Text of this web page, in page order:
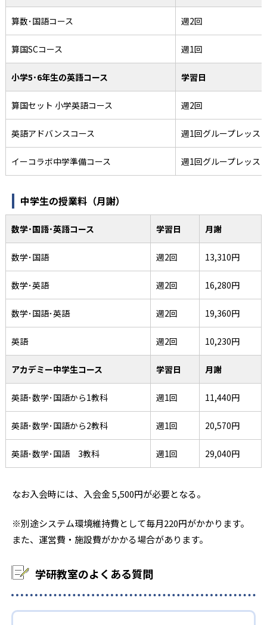
算数･国語コース 週2回
算国SCコース 週1回
小学5･6年生の英語コース 学習日
算国セット 小学英語コース 週2回
英語アドバンスコース 週1回グループレッス
イーコラボ中学準備コース 週1回グループレッス
中学生の授業料（月謝）
数学･国語･英語コース 学習日 月謝
数学･国語 週2回 13,310円
数学･英語 週2回 16,280円
数学･国語･英語 週2回 19,360円
英語 週2回 10,230円
アカデミー中学生コース 学習日 月謝
英語･数学･国語から1教科 週1回 11,440円
英語･数学･国語から2教科 週1回 20,570円
英語･数学･国語 3教科 週1回 29,040円
なお入会時には、入会金 5,500円が必要となる。
※別途システム環境維持費として毎月220円がかかります。
また、運営費・施設費がかかる場合があります。
学研教室のよくある質問